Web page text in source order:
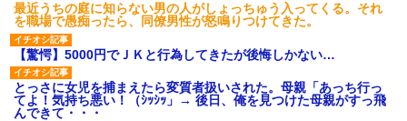
最近うちの庭に知らない男の人がしょっちゅう入ってくる。それ
を職場で愚痴ったら、同僚男性が怒鳴りつけてきた。
【驚愕】5000円でＪＫと行為してきたが後悔しかない…
とっさに女児を捕まえたら変質者扱いされた。母親「あっち行っ
てよ！気持ち悪い！（ｼｯｼｯ」→ 後日、俺を見つけた母親がすっ飛
んできて・・・